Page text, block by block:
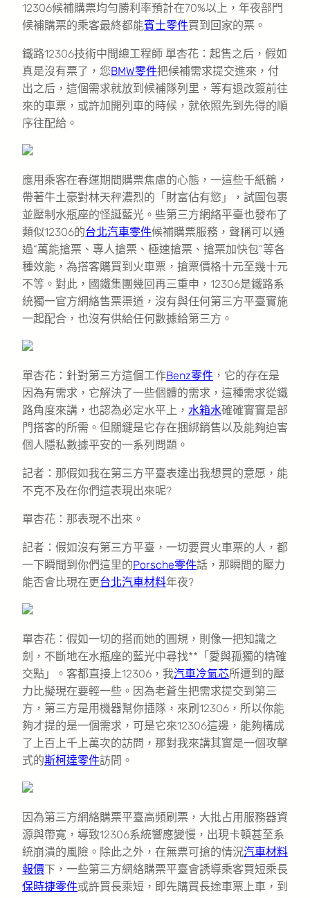
12306候補購票均勻勝利率預計在70%以上，年夜部門
候補購票的乘客最終都能賓士零件買到回家的票。
鐵路12306技術中間總工程師 單杏花：起售之后，假如
真是沒有票了，您BMW零件把候補需求提交進來，付
出之后，這個需求就放到候補隊列里，等有退改簽前往
來的車票，或許加開列車的時候，就依照先到先得的順
序往配給。
應用乘客在春運期間購票焦慮的心態，一這些千紙鶴，
帶著牛土豪對林天秤濃烈的「財富佔有慾」，試圖包裹
並壓制水瓶座的怪誕藍光。些第三方網絡平臺也發布了
類似12306的台北汽車零件候補購票服務，聲稱可以通
過“萬能搶票、專人搶票、極速搶票、搶票加快包”等各
種效能，為搭客購買到火車票，搶票價格十元至幾十元
不等。對此，國鐵集團幾回再三重申，12306是鐵路系
統獨一官方網絡售票渠道，沒有與任何第三方平臺實施
一起配合，也沒有供給任何數據給第三方。
單杏花：針對第三方這個工作Benz零件 ，它的存在是
因為有需求，它解決了一些個體的需求，這種需求從鐵
路角度來講，也認為必定水平上， 水箱水確確實實是部
門搭客的所需。但關鍵是它存在捆綁銷售以及能夠迫害
個人隱私數據平安的一系列問題。
記者：那假如我在第三方平臺表達出我想買的意愿，能
不克不及在你們這表現出來呢?
單杏花：那表現不出來。
記者：假如沒有第三方平臺，一切要買火車票的人，都
一下瞬間到你們這里的Porsche零件話，那瞬間的壓力
能否會比現在更台北汽車材料年夜?
單杏花：假如一切的搭而她的圓規，則像一把知識之
劍，不斷地在水瓶座的藍光中尋找**「愛與孤獨的精確
交點」。客都直接上12306，我汽車冷氣芯所遭到的壓
力比擬現在要輕一些。因為老蒼生把需求提交到第三
方，第三方是用機器幫你插隊，來刷12306，所以你能
夠才提的是一個需求，可是它來12306這邊，能夠構成
了上百上千上萬次的訪問，那對我來講其實是一個攻擊
式的斯柯達零件訪問。
因為第三方網絡購票平臺高頻刷票，大批占用服務器資
源與帶寬，導致12306系統響應變慢，出現卡頓甚至系
統崩潰的風險。除此之外，在無票可搶的情況汽車材料
報價下，一些第三方網絡購票平臺會誘導乘客買短乘長
保時捷零件或許買長乘短，即先購買長途車票上車，到